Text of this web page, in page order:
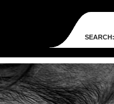
SEARCH: